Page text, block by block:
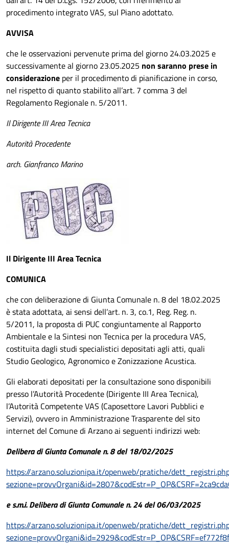
procedimento integrato VAS, sul Piano adottato.
AVVISA
che le osservazioni pervenute prima del giorno 24.03.2025 e
successivamente al giorno 23.05.2025 non saranno prese in
considerazione per il procedimento di pianificazione in corso,
nel rispetto di quanto stabilito all’art. 7 comma 3 del
Regolamento Regionale n. 5/2011.
Il Dirigente III Area Tecnica
Autorità Procedente
arch. Gianfranco Marino
Il Dirigente III Area Tecnica
COMUNICA
che con deliberazione di Giunta Comunale n. 8 del 18.02.2025
è stata adottata, ai sensi dell’art. n. 3, co.1, Reg. Reg. n.
5/2011, la proposta di PUC congiuntamente al Rapporto
Ambientale e la Sintesi non Tecnica per la procedura VAS,
costituita dagli studi specialistici depositati agli atti, quali
Studio Geologico, Agronomico e Zonizzazione Acustica.
Gli elaborati depositati per la consultazione sono disponibili
presso l’Autorità Procedente (Dirigente III Area Tecnica),
l’Autorità Competente VAS (Caposettore Lavori Pubblici e
Servizi), ovvero in Amministrazione Trasparente del sito
internet del Comune di Arzano ai seguenti indirizzi web:
Delibera di Giunta Comunale n. 8 del 18/02/2025
https://arzano.soluzionipa.it/openweb/pratiche/
e s.m.i. Delibera di Giunta Comunale n. 24 del 06/03/2025
https://arzano.soluzionipa.it/openweb/pratiche/